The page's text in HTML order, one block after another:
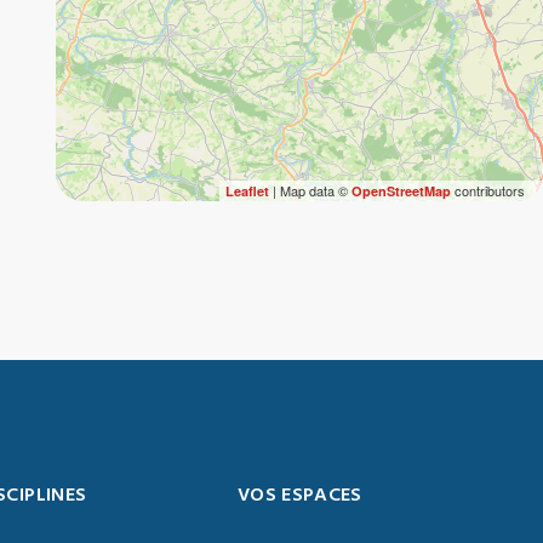
Leaflet| Map data © OpenStreetMapcontributors
VOS ESPACES